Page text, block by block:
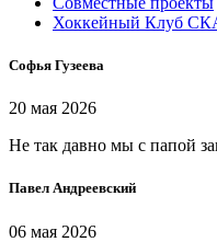
Хоккейный Клуб
Софья Гузеева
20 мая 2026
Не так давно мы с папой
Павел Андреевский
06 мая 2026